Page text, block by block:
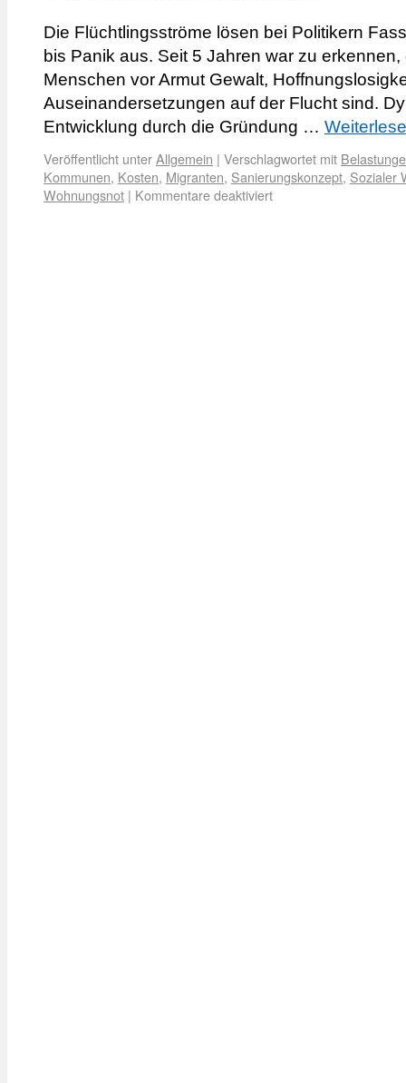
Die Flüchtlingsströme lösen bei Politikern
bis Panik aus. Seit 5 Jahren war zu
Menschen vor Armut Gewalt,
Auseinandersetzungen auf der Flucht sind.
Entwicklung durch die Gründung …
Veröffentlicht unterAllgemein | Verschlagwortet mit
Kommunen, Kosten, Migranten, Sanierungskonzept, Sozialer
Wohnungsnot | Kommentare deaktiviert